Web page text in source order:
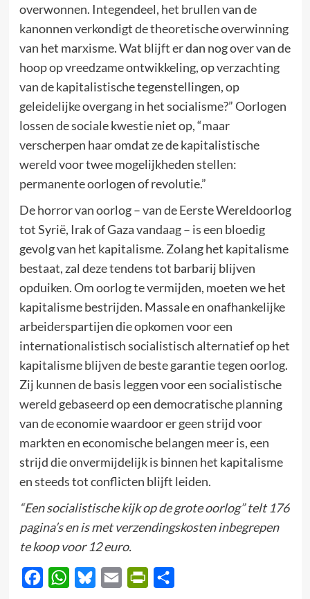
overwonnen. Integendeel, het brullen van de
kanonnen verkondigt de theoretische overwinning
van het marxisme. Wat blijft er dan nog over van de
hoop op vreedzame ontwikkeling, op verzachting
van de kapitalistische tegenstellingen, op
geleidelijke overgang in het socialisme?” Oorlogen
lossen de sociale kwestie niet op, “maar
verscherpen haar omdat ze de kapitalistische
wereld voor twee mogelijkheden stellen:
permanente oorlogen of revolutie.”
De horror van oorlog – van de Eerste Wereldoorlog
tot Syrië, Irak of Gaza vandaag – is een bloedig
gevolg van het kapitalisme. Zolang het kapitalisme
bestaat, zal deze tendens tot barbarij blijven
opduiken. Om oorlog te vermijden, moeten we het
kapitalisme bestrijden. Massale en onafhankelijke
arbeiderspartijen die opkomen voor een
internationalistisch socialistisch alternatief op het
kapitalisme blijven de beste garantie tegen oorlog.
Zij kunnen de basis leggen voor een socialistische
wereld gebaseerd op een democratische planning
van de economie waardoor er geen strijd voor
markten en economische belangen meer is, een
strijd die onvermijdelijk is binnen het kapitalisme
en steeds tot conflicten blijft leiden.
“Een socialistische kijk op de grote oorlog” telt 176
pagina’s en is met verzendingskosten inbegrepen
te koop voor 12 euro.
FacebookWhatsApp
BlueskyEmail PrintFriendly